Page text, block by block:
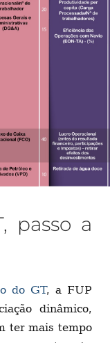
passo a
do GT, a FUP
dinâmico,
ter mais tempo